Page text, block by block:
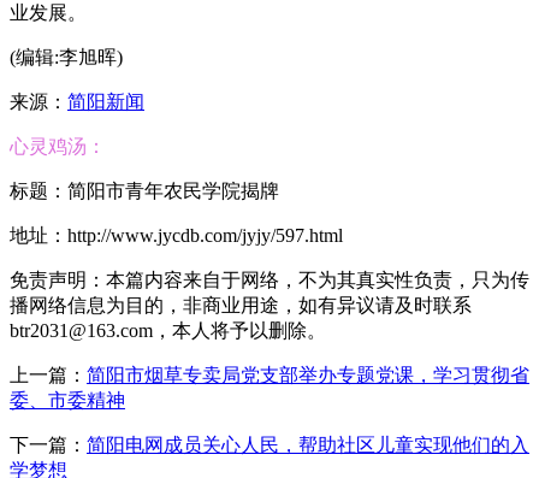
业发展。
(编辑:李旭晖)
来源： 简阳新闻
心灵鸡汤：
标题：简阳市青年农民学院揭牌
地址：http://www.jycdb.com/jyjy/597.html
免责声明：本篇内容来自于网络，不为其真实性负责，只为传
播网络信息为目的，非商业用途，如有异议请及时联系
btr2031@163.com，本人将予以删除。
上一篇： 简阳市烟草专卖局党支部举办专题党课，学习贯彻省
委、市委精神
下一篇： 简阳电网成员关心人民，帮助社区儿童实现他们的入
学梦想